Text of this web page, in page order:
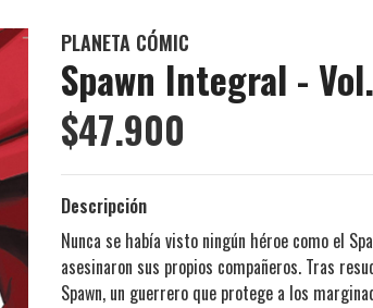
PLANETA CÓMIC
Spawn Integral -
$47.900
Descripción
Nunca se había visto ningún héroe como el
asesinaron sus propios compañeros. Tras
Spawn, un guerrero que protege a los